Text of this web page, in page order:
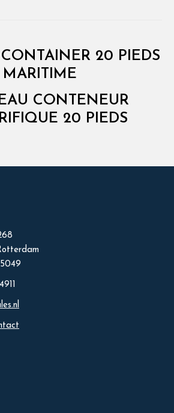
20 PIEDS
MARITIME
CONTENEUR
20 PIEDS